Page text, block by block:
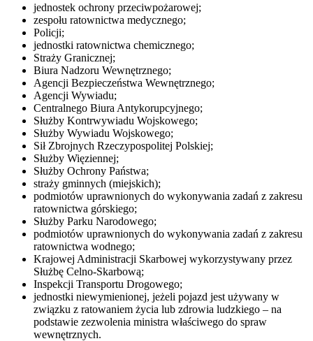
jednostek ochrony przeciwpożarowej;
zespołu ratownictwa medycznego;
Policji;
jednostki ratownictwa chemicznego;
Straży Granicznej;
Biura Nadzoru Wewnętrznego;
Agencji Bezpieczeństwa Wewnętrznego;
Agencji Wywiadu;
Centralnego Biura Antykorupcyjnego;
Służby Kontrwywiadu Wojskowego;
Służby Wywiadu Wojskowego;
Sił Zbrojnych Rzeczypospolitej Polskiej;
Służby Więziennej;
Służby Ochrony Państwa;
straży gminnych (miejskich);
podmiotów uprawnionych do wykonywania zadań z zakresu
ratownictwa górskiego;
Służby Parku Narodowego;
podmiotów uprawnionych do wykonywania zadań z zakresu
ratownictwa wodnego;
Krajowej Administracji Skarbowej wykorzystywany przez
Służbę Celno-Skarbową;
Inspekcji Transportu Drogowego;
jednostki niewymienionej, jeżeli pojazd jest używany w
związku z ratowaniem życia lub zdrowia ludzkiego – na
podstawie zezwolenia ministra właściwego do spraw
wewnętrznych.